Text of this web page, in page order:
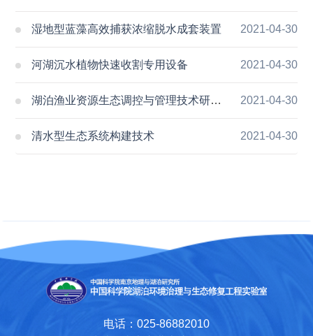
湿地型蓝藻高效捕获浓缩脱水成套装置 2021-04-30
河湖沉水植物快速收割专用设备 2021-04-30
湖泊渔业资源生态调控与管理技术研究与应用 2021-04-30
清水型生态系统构建技术 2021-04-30
电话：025-86882010